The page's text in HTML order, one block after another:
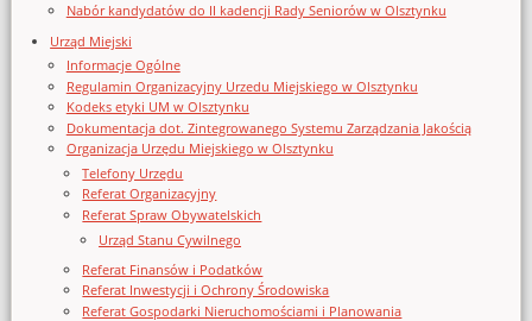
Nabór kandydatów do II kadencji Rady Seniorów w Olsztynku
Urząd Miejski
Informacje Ogólne
Regulamin Organizacyjny Urzedu Miejskiego w Olsztynku
Kodeks etyki UM w Olsztynku
Dokumentacja dot. Zintegrowanego Systemu Zarządzania Jakością
Organizacja Urzędu Miejskiego w Olsztynku
Telefony Urzędu
Referat Organizacyjny
Referat Spraw Obywatelskich
Urząd Stanu Cywilnego
Referat Finansów i Podatków
Referat Inwestycji i Ochrony Środowiska
Referat Gospodarki Nieruchomościami i Planowania